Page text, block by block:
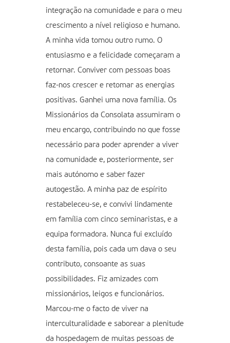
integração na comunidade e para o meu
crescimento a nível religioso e humano.
A minha vida tomou outro rumo. O
entusiasmo e a felicidade começaram a
retornar. Conviver com pessoas boas
faz-nos crescer e retomar as energias
positivas. Ganhei uma nova família. Os
Missionários da Consolata assumiram o
meu encargo, contribuindo no que fosse
necessário para poder aprender a viver
na comunidade e, posteriormente, ser
mais autónomo e saber fazer
autogestão. A minha paz de espírito
restabeleceu-se, e convivi lindamente
em família com cinco seminaristas, e a
equipa formadora. Nunca fui excluído
desta família, pois cada um dava o seu
contributo, consoante as suas
possibilidades. Fiz amizades com
missionários, leigos e funcionários.
Marcou-me o facto de viver na
interculturalidade e saborear a plenitude
da hospedagem de muitas pessoas de